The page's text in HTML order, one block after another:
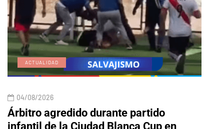
ACTUALIDAD
04/08/2026
Árbitro agredido durante partido
infantil de la Ciudad Blanca Cup en